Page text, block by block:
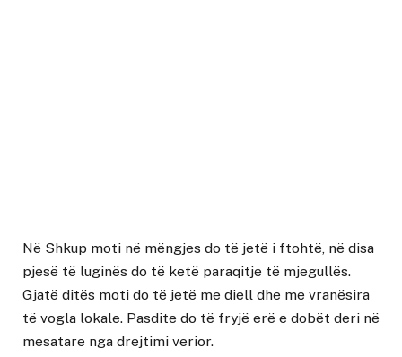
Në Shkup moti në mëngjes do të jetë i ftohtë, në disa
pjesë të luginës do të ketë paraqitje të mjegullës.
Gjatë ditës moti do të jetë me diell dhe me vranësira
të vogla lokale. Pasdite do të fryjë erë e dobët deri në
mesatare nga drejtimi verior.